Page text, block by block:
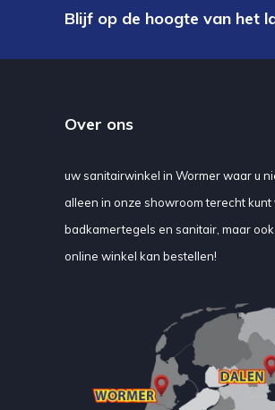
Blijf op de hoogte van het
Over ons
uw sanitairwinkel in Wormer waar u
alleen in onze showroom terecht kunt
badkamertegels en sanitair, maar
online winkel kan bestellen!